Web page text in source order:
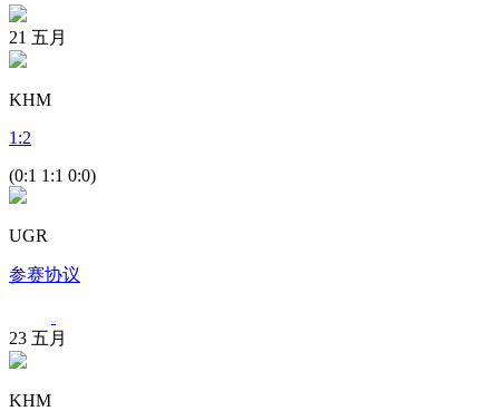
21 五月
KHM
1 :2
(0:1 1:1 0:0)
UGR
参赛协议
23 五月
KHM